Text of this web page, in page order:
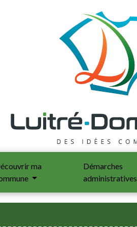
ma
Démarches
administratives